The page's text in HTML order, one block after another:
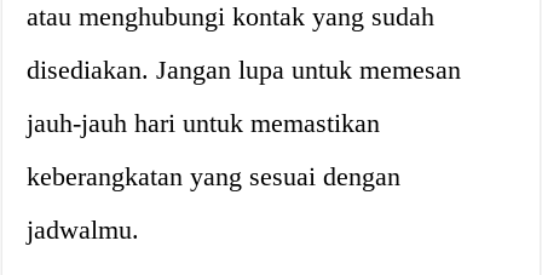
atau menghubungi kontak yang sudah
disediakan. Jangan lupa untuk memesan
jauh-jauh hari untuk memastikan
keberangkatan yang sesuai dengan
jadwalmu.